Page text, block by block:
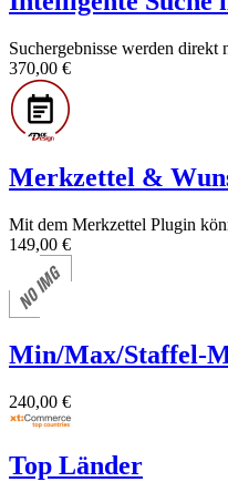
Suchergebnisse werden direkt
370,00 €
Merkzettel &
Mit dem Merkzettel Plugin
149,00 €
Min/Max/Staffel-
240,00 €
Top Länder